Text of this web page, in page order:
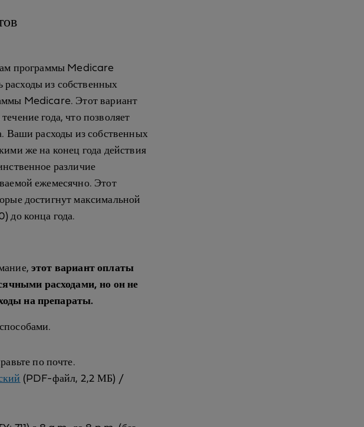
программы Medicare
из собственных
Medicare. Этот вариант
года, что позволяет
Ваши расходы из собственных
же на конец года действия
различие
ежемесячно. Этот
достигнут максимальной
до конца года.
этот вариант оплаты
расходами, но он не
на препараты.
по почте.
(PDF-файл, 2,2 МБ) /